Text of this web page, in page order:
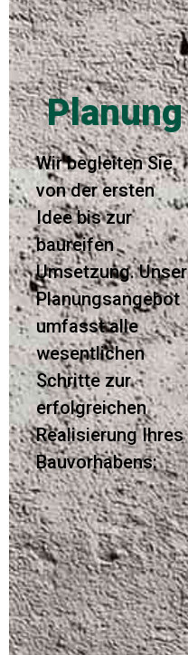
Planung
Wir begleiten Sie
von der ersten
Idee bis zur
baureifen
Umsetzung. Unser
Planungsangebot
umfasst alle
wesentlichen
Schritte zur
erfolgreichen
Realisierung Ihres
Bauvorhabens: